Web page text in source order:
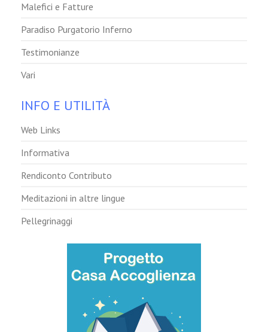
Malefici e Fatture
Paradiso Purgatorio Inferno
Testimonianze
Vari
INFO E UTILITÀ
Web Links
Informativa
Rendiconto Contributo
Meditazioni in altre lingue
Pellegrinaggi